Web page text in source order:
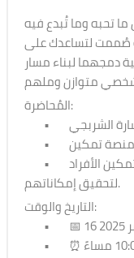
تحبه وما تُبدع فيه
صُممت لتساعدك على
دمجهما لبناء مسار
المُحاضرة:
الشربجي
منصة تمكين
• خبرة في تطوير الكفاءات المهنية وتمكين الأفراد
لتحقيق إمكاناتهم.
التاريخ والوقت: